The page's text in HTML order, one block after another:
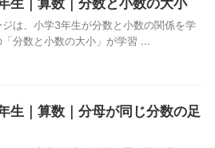
生｜算数｜分数と小数の大小
ジは、小学3年生が分数と小数の関係を学
分数と小数の大小」が学習 ...
生｜算数｜分母が同じ分数の足